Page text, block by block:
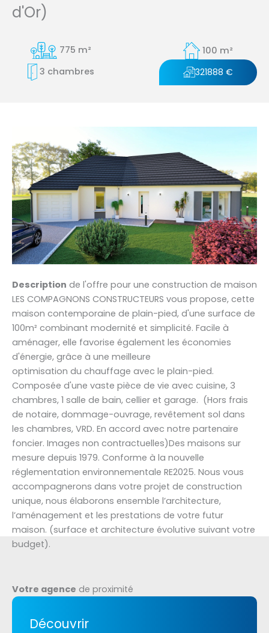
d'Or)
775 m²
100 m²
3 chambres
321888 €
Description de l'offre pour une construction de maison
LES COMPAGNONS CONSTRUCTEURS vous propose, cette
maison contemporaine de plain-pied, d'une surface de
100m² combinant modernité et simplicité. Facile à
aménager, elle favorise également les économies
d'énergie, grâce à une meilleure
optimisation du chauffage avec le plain-pied.
Composée d'une vaste pièce de vie avec cuisine, 3
chambres, 1 salle de bain, cellier et garage. (Hors frais
de notaire, dommage-ouvrage, revêtement sol dans
les chambres, VRD. En accord avec notre partenaire
foncier. Images non contractuelles)Des maisons sur
mesure depuis 1979. Conforme à la nouvelle
réglementation environnementale RE2025. Nous vous
accompagnerons dans votre projet de construction
unique, nous élaborons ensemble l’architecture,
l’aménagement et les prestations de votre futur
maison. (surface et architecture évolutive suivant votre
budget).
Votre agence de proximité
Découvrir